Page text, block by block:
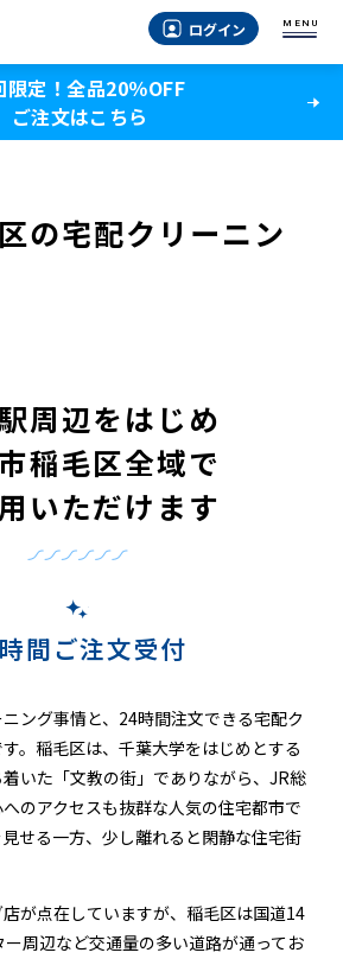
ログイン MENU
限定！全品20％OFF
ご注文はこちら
の宅配クリーニン
周辺をはじめ
稲毛区全域で
いただけます
間ご注文受付
ング事情と、24時間注文できる宅配ク
。稲毛区は、千葉大学をはじめとする
いた「文教の街」でありながら、JR総
のアクセスも抜群な人気の住宅都市で
せる一方、少し離れると閑静な住宅街
が点在していますが、稲毛区は国道14
周辺など交通量の多い道路が通ってお